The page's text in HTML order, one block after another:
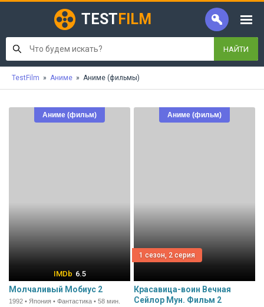
TEST FILM
НАЙТИ
TestFilm » Аниме » Аниме (фильмы)
Аниме (фильм)
6.5
Молчаливый Мобиус 2
1992 • Япония • Фантастика • 58 мин.
1 сезон, 2 серия
Аниме (фильм)
Красавица-воин Вечная
Сейлор Мун. Фильм 2